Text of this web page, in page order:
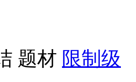
题材 限制级